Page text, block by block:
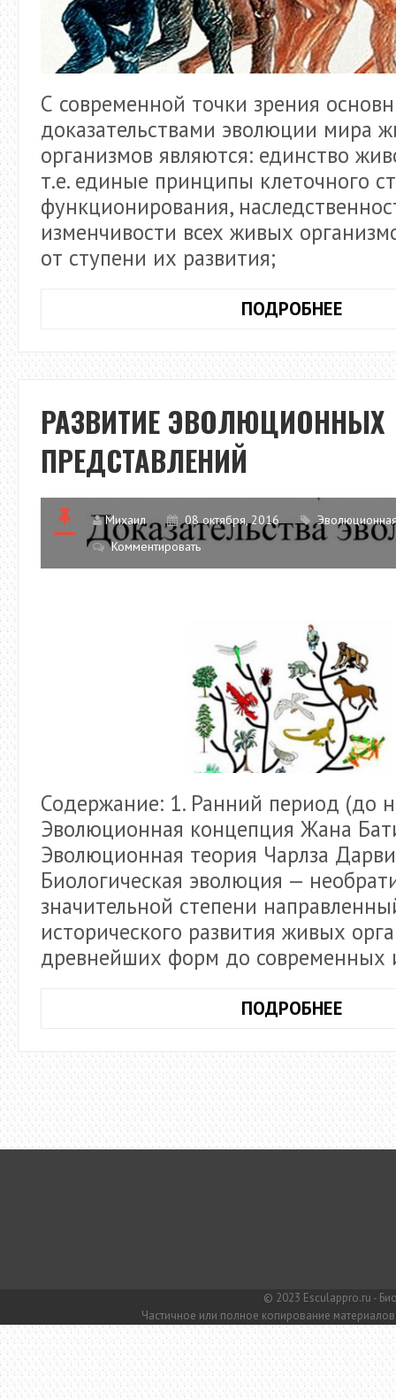
С современной точки зрения
доказательствами эволюции мира
организмов являются: единство
т.е. единые принципы клеточного
функционирования,
изменчивости всех живых
от ступени их развития;
ПОДРОБНЕЕ
РАЗВИТИЕ ЭВОЛЮЦИОННЫХ
ПРЕДСТАВЛЕНИЙ
Михаил 08 октября, 2016
Комментировать
Содержание: 1. Ранний период (до
Эволюционная концепция Жана
Эволюционная теория Чарлза
Биологическая эволюция —
значительной степени
исторического развития живых
древнейших форм до современных
ПОДРОБНЕЕ
© 2023 Esculappro.ru -
Частичное или полное копирование